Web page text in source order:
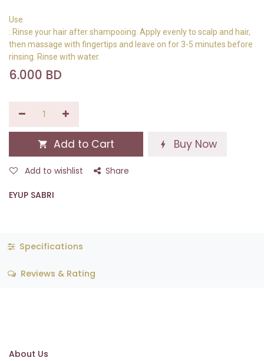
Use
: Rinse your hair after shampooing. Apply evenly to scalp and hair,
then massage with fingertips and leave on for 3-5 minutes before
rinsing. Rinse with water.
6.000 BD
Add to Cart Buy Now
Add to wishlist Share
EYUP SABRI
Specifications
Reviews & Rating
About Us